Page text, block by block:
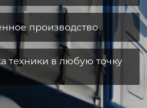
производство
техники в любую точку